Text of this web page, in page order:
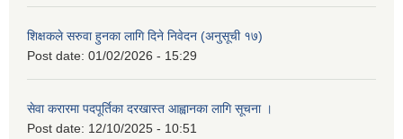
शिक्षकले सरुवा हुनका लागि दिने निवेदन (अनुसूची १७)
Post date: 01/02/2026 - 15:29
सेवा करारमा पदपूर्तिका दरखास्त आह्वानका लागि सूचना ।
Post date: 12/10/2025 - 10:51